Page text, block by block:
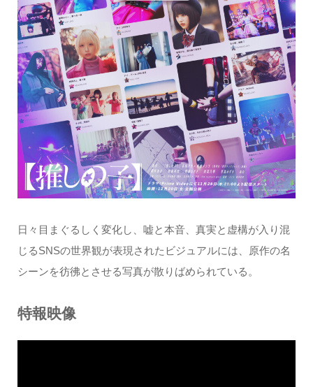
日々目まぐるしく変化し、嘘と本音、真実と虚構が入り混
じるSNSの世界観が表現されたビジュアルには、原作の名
シーンを彷彿とさせる写真が散りばめられている。
特報映像